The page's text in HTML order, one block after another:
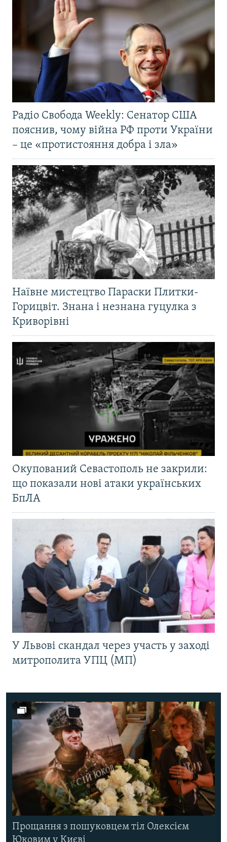
Радіо Свобода Weekly: Сенатор США
пояснив, чому війна РФ проти України
– це «протистояння добра і зла»
Наївне мистецтво Параски Плитки-
Горицвіт. Знана і незнана гуцулка з
Криворівні
Окупований Севастополь не закрили:
що показали нові атаки українських
БпЛА
У Львові скандал через участь у заході
митрополита УПЦ (МП)
Прощання з пошуковцем тіл Олексієм